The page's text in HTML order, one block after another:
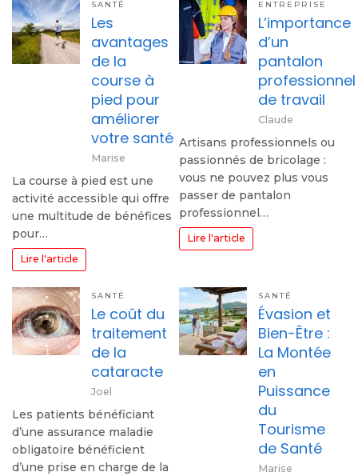
SANTÉ
Les
avantages
de la
course à
pied pour
améliorer
votre santé
Marise
La course à pied est une
activité accessible qui offre
une multitude de bénéfices
pour…
Lire l'article
ENTREPRISE
L’importance
d’un
pantalon
professionnel
de travail
Claude
Artisans professionnels ou
passionnés de bricolage :
vous ne pouvez plus vous
passer de pantalon
professionnel…
Lire l'article
SANTÉ
Le coût du
traitement
de la
cataracte
Joel
Les patients bénéficiant
d’une assurance maladie
obligatoire bénéficient
d’une prise en charge de la
SANTÉ
Évasion et
Bien-Être :
La Montée
en
Puissance
du
Tourisme
de Santé
Marise